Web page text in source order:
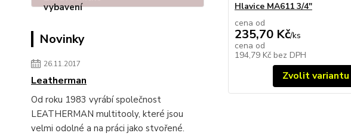
Novinky
26.11.2017
Leatherman
Od roku 1983 vyrábí společnost
LEATHERMAN multitooly, které jsou
velmi odolné a na práci jako stvořené.
Hlavice MA611 3/4"
cena od
235,70 Kč/ks
cena od
194,79 Kč bez DPH
Zvolit variantu